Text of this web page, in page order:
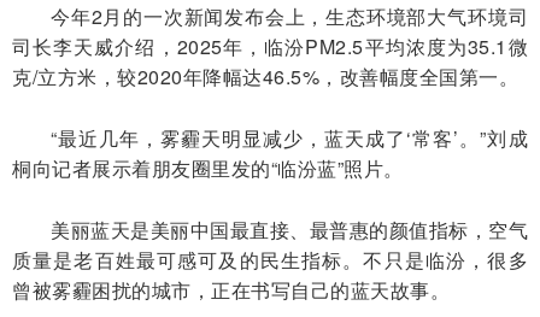
今年2月的一次新闻发布会上，生态环境部大气环境司
司长李天威介绍，2025年，临汾PM2.5平均浓度为35.1微
克/立方米，较2020年降幅达46.5%，改善幅度全国第一。
“最近几年，雾霾天明显减少，蓝天成了‘常客’。”刘成
桐向记者展示着朋友圈里发的“临汾蓝”照片。
美丽蓝天是美丽中国最直接、最普惠的颜值指标，空气
质量是老百姓最可感可及的民生指标。不只是临汾，很多
曾被雾霾困扰的城市，正在书写自己的蓝天故事。